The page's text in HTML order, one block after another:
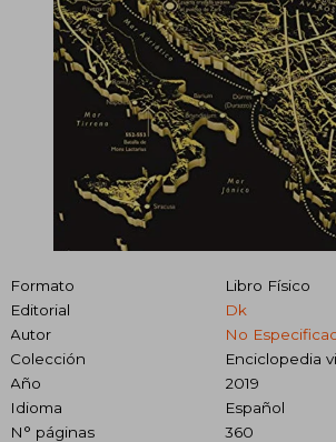
Formato
Libro Físico
Editorial
Dk
Autor
No
Colección
Enciclopedia
Año
2019
Idioma
Español
N° páginas
360